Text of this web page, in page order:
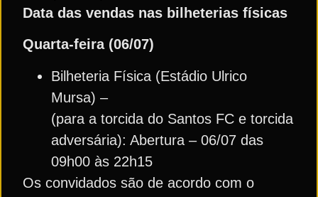
Data das vendas nas bilheterias físicas
Quarta-feira (06/07)
Bilheteria Física (Estádio Ulrico
Mursa) –
(para a torcida do Santos FC e torcida
adversária): Abertura – 06/07 das
09h00 às 22h15
Os convidados são de acordo com o